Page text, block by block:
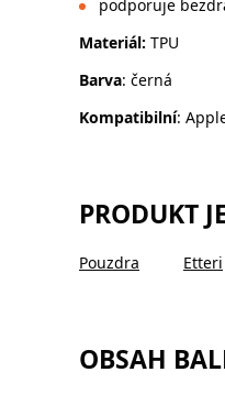
podporuje
Materiál: TPU
Barva: černá
Kompatibilní:
PRODUKT
Pouzdra Etteri
OBSAH